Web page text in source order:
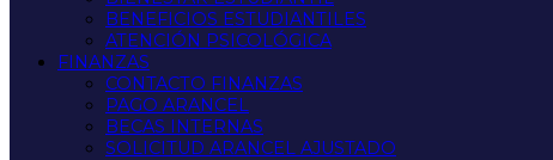
BENEFICIOS ESTUDIANTILES
ATENCIÓN PSICOLÓGICA
FINANZAS
CONTACTO FINANZAS
PAGO ARANCEL
BECAS INTERNAS
SOLICITUD ARANCEL AJUSTADO